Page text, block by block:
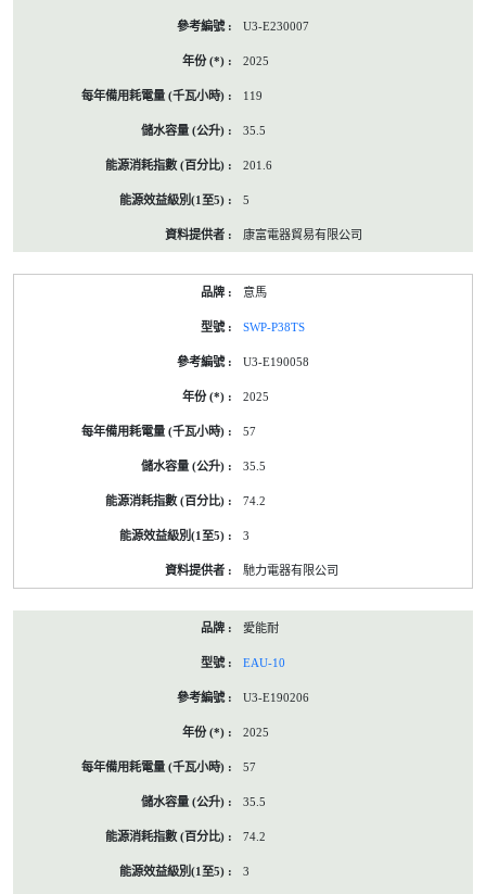
U3-E230007
2025
119
35.5
201.6
5
康富電器貿易有限公司
意馬
SWP-P38TS
U3-E190058
2025
57
35.5
74.2
3
馳力電器有限公司
愛能耐
EAU-10
U3-E190206
2025
57
35.5
74.2
3